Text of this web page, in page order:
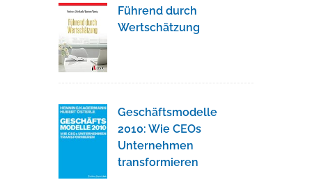
Führend durch
Wertschätzung
Geschäftsmodelle
2010: Wie CEOs
Unternehmen
transformieren